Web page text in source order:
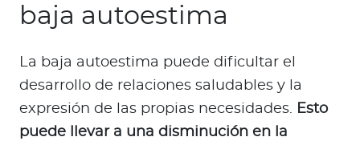
baja autoestima
La baja autoestima puede dificultar el
desarrollo de relaciones saludables y la
expresión de las propias necesidades. Esto
puede llevar a una disminución en la